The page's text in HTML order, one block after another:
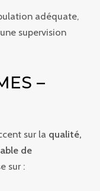
adéquate,
supervision
–
sur la qualité,
de
sur :